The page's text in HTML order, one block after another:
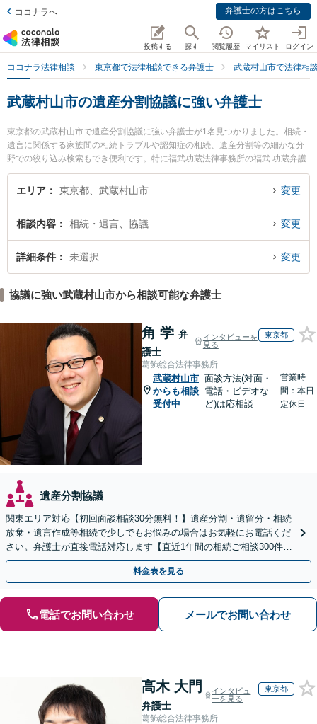
ココナラへ 弁護士の方はこちら
投稿する 探す 閲覧履歴 マイリスト ログイン
ココナラ法律相談 東京都で法律相談できる弁護士 武蔵村山市で法律相
武蔵村山市の遺産分割協議に強い弁護士
東京都の武蔵村山市で遺産分割協議に強い弁護士が1名見つかりました。相続・
遺言に関係する家族間の相続トラブルや認知症の相続、遺産分割等の細かな分
野での絞り込み検索もでき便利です。特に福武功蔵法律事務所の福武 功蔵弁護
士のプロフィール情報や弁護士費用、強みなどが注目されています。『武蔵村
山市で土日や夜間に発生した遺産分割協議のトラブルを今すぐに弁護士に相談
相談予約したい』などでお困りの相談者さんにおすすめです。
エリア 東京都、武蔵村山市 変更
相談内容 相続・遺言、協議 変更
詳細条件 未選択 変更
協議に強い武蔵村山市から相談可能な弁護士
角 学 弁
護士
インタビューを
見る
東京都
葛飾総合法律事務所
武蔵村山市
からも相談
受付中
面談方法(対面・
電話・ビデオな
ど)は応相談
営業時
間：本日
定休日
遺産分割協議
関東エリア対応【初回面談相談30分無料！】遺産分割・遺留分・相続
放棄・遺言作成等相続で少しでもお悩みの場合はお気軽にお電話くだ
さい。弁護士が直接電話対応します【直近1年間の相続ご相談300件以
上！＆相続の著書・セミナー多数】弁護士複数所属
料金表を見る
電話でお問い合わせ メールでお問い合わせ
高木 大門
弁護士
インタビュ
ーを見る
東京都
葛飾総合法律事務所